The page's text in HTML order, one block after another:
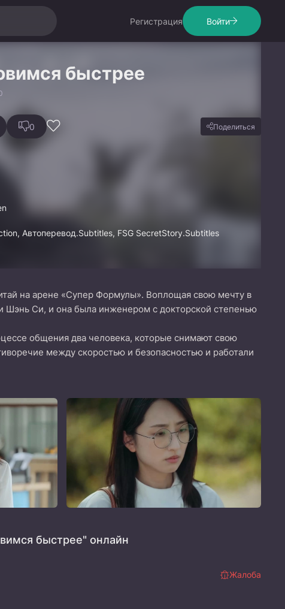
Регистрация Войти
быстрее
0 Поделиться
Автоперевод.Subtitles, FSG SecretStory.Subtitles
на арене «Супер Формулы». Воплощая свою мечту в
Шэнь Си, и она была инженером с докторской степенью
общения два человека, которые снимают свою
между скоростью и безопасностью и работали
быстрее" онлайн
Жалоба